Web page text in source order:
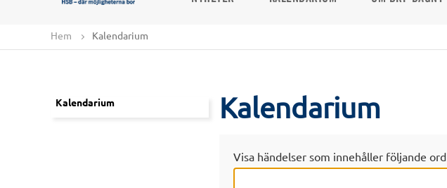
Hem Kalendarium
Kalendarium Kalendarium
Visa händelser som innehåller följande ord